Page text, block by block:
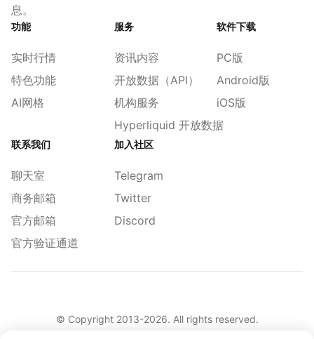
息。
功能
实时行情
特色功能
AI网格
服务
资讯内容
开放数据（API）
机构服务
Hyperliquid 开放数据
软件下载
PC版
Android版
iOS版
联系我们
聊天室
商务邮箱
官方邮箱
官方验证通道
加入社区
Telegram
Twitter
Discord
© Copyright 2013-2026. All rights reserved.